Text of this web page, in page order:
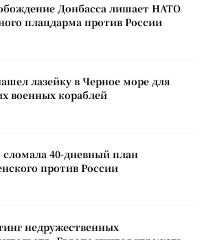
Донбасса лишает НАТО
плацдарма против России
лазейку в Черное море для
военных кораблей
40-дневный план
против России
недружественных